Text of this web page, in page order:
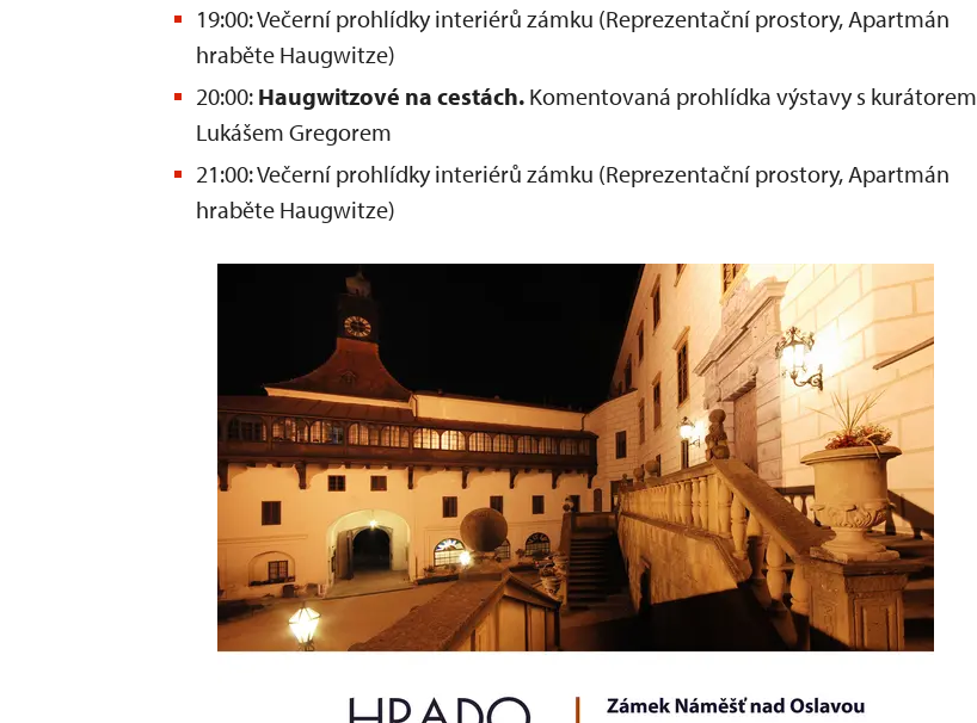
19:00: Večerní prohlídky interiérů zámku (Reprezentační prostory, Apartmán
hraběte Haugwitze)
20:00: Haugwitzové na cestách. Komentovaná prohlídka výstavy s kurátorem
Lukášem Gregorem
21:00: Večerní prohlídky interiérů zámku (Reprezentační prostory, Apartmán
hraběte Haugwitze)